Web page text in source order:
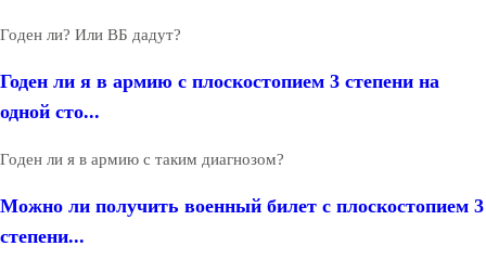
Годен ли? Или ВБ дадут?
Годен ли я в армию с плоскостопием 3 степени на
одной сто...
Годен ли я в армию с таким диагнозом?
Можно ли получить военный билет с плоскостопием 3
степени...